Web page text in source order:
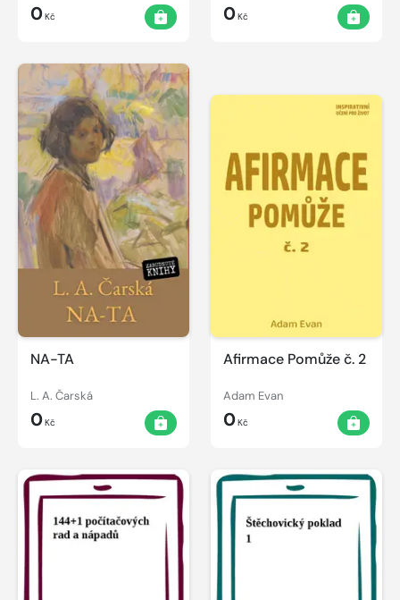
0Kč 0Kč
NA-TA
L. A. Čarská
0Kč
Afirmace Pomůže č. 2
Adam Evan
0Kč